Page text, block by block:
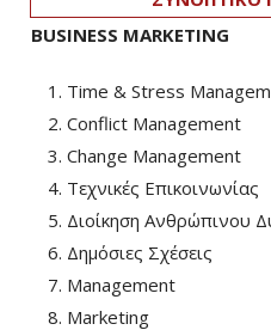
BUSINESS MARKETING
Time & Stress
Conflict Management
Change Management
Τεχνικές Επικοινωνίας
Διοίκηση Ανθρώπινου
Δημόσιες Σχέσεις
Management
Marketing